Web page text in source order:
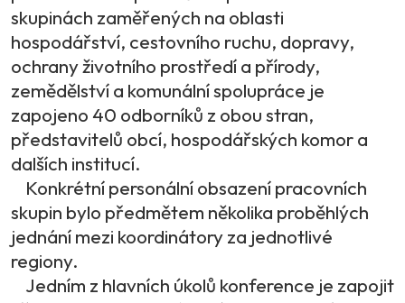
skupinách zaměřených na oblasti
hospodářství, cestovního ruchu, dopravy,
ochrany životního prostředí a přírody,
zemědělství a komunální spolupráce je
zapojeno 40 odborníků z obou stran,
představitelů obcí, hospodářských komor a
dalších institucí.
Konkrétní personální obsazení pracovních
skupin bylo předmětem několika proběhlých
jednání mezi koordinátory za jednotlivé
regiony.
Jedním z hlavních úkolů konference je zapojit